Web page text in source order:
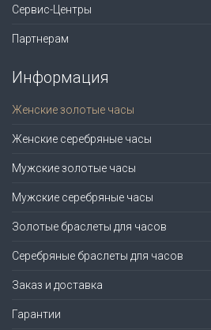
Сервис-Центры
Партнерам
Информация
Женские золотые часы
Женские серебряные часы
Мужские золотые часы
Мужские серебряные часы
Золотые браслеты для часов
Серебряные браслеты для часов
Заказ и доставка
Гарантии